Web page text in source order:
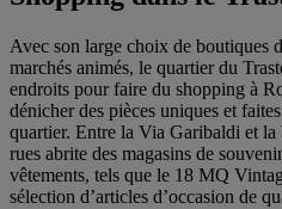
Avec son large choix de boutiques
marchés animés, le quartier du
endroits pour faire du shopping à
dénicher des pièces uniques et
quartier. Entre la Via Garibaldi et la
rues abrite des magasins de
vêtements, tels que le 18 MQ
sélection d’articles d’occasion de